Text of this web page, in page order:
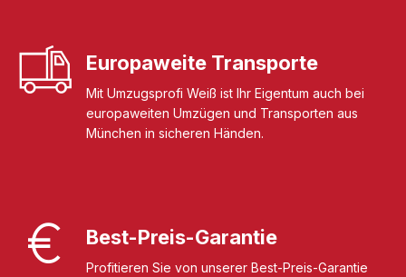
Europaweite Transporte
Mit Umzugsprofi Weiß ist Ihr Eigentum auch bei
europaweiten Umzügen und Transporten aus
München in sicheren Händen.
Best-Preis-Garantie
Profitieren Sie von unserer Best-Preis-Garantie